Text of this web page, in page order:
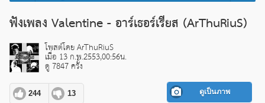
Play / volume
Valentine - อาร์เธอร์เรียส (ArThuRiuS)
Valentine - อาร์เธอร์เรียส (ArThuRiuS)
ฟังเพลง Valentine - อาร์เธอร์เรียส (ArThuRiuS)
โพสต์โดย ArThuRiuS
เมื่อ 13 ก.พ.2553,00:56น.
ดู 7847 ครั้ง
244 13 ดูเป็นภาพ